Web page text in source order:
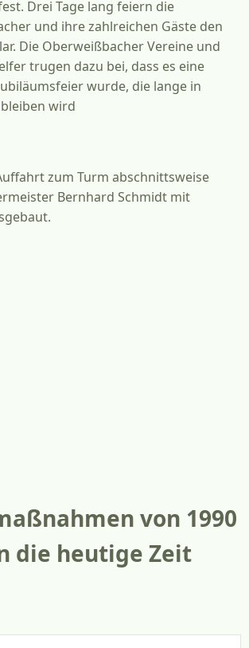
Drei Tage lang feiern die
und ihre zahlreichen Gäste den
Die Oberweißbacher Vereine und
trugen dazu bei, dass es eine
wurde, die lange in
wird
zum Turm abschnittsweise
Bernhard Schmidt mit
von 1990
die heutige Zeit